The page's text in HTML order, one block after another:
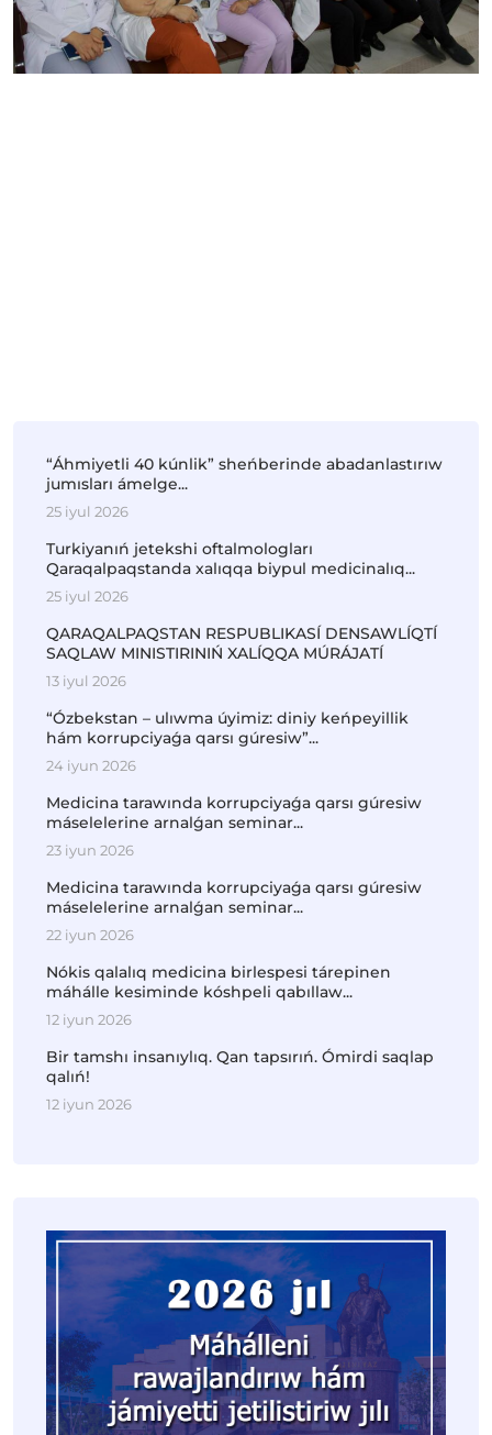
“Áhmiyetli 40 kúnlik” sheńberinde abadanlastırıw
jumısları ámelge...
25 iyul 2026
Turkiyanıń jetekshi oftalmologları
Qaraqalpaqstanda xalıqqa biypul medicinalıq...
25 iyul 2026
QARAQALPAQSTAN RESPUBLIKASÍ DENSAWLÍQTÍ
SAQLAW MINISTIRINIŃ XALÍQQA MÚRÁJATÍ
13 iyul 2026
“Ózbekstan – ulıwma úyimiz: diniy keńpeyillik
hám korrupciyaǵa qarsı gúresiw”...
24 iyun 2026
Medicina tarawında korrupciyaǵa qarsı gúresiw
máselelerine arnalǵan seminar...
23 iyun 2026
Medicina tarawında korrupciyaǵa qarsı gúresiw
máselelerine arnalǵan seminar...
22 iyun 2026
Nókis qalalıq medicina birlespesi tárepinen
máhálle kesiminde kóshpeli qabıllaw...
12 iyun 2026
Bir tamshı insanıylıq. Qan tapsırıń. Ómirdi saqlap
qalıń!
12 iyun 2026